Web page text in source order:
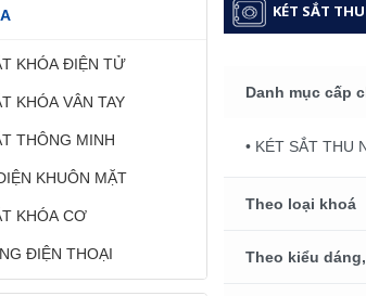
KHÓA ĐIỆN TỬ
KHÓA VÂN TAY
THÔNG MINH
KHUÔN MẶT
KHÓA CƠ
ĐIỆN THOẠI
KÉT SẮT
Danh mục cấp
• KÉT SẮT THU
Theo loại khoá
Theo kiểu